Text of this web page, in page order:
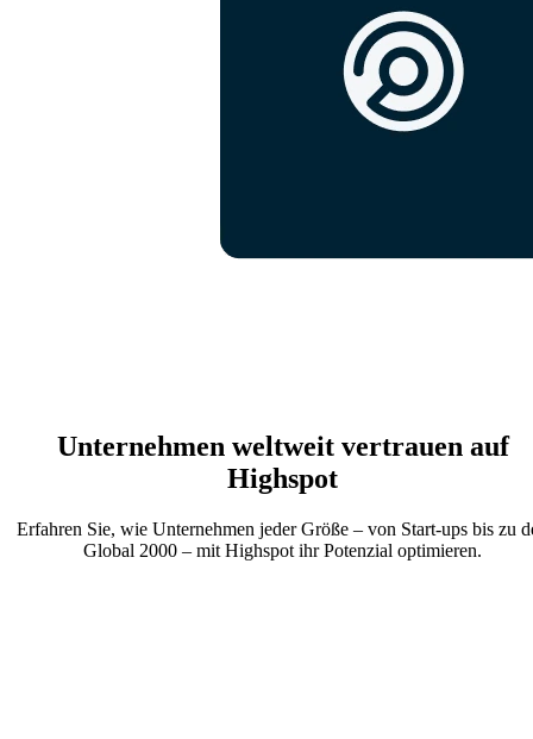
Unternehmen weltweit vertrauen auf
Highspot
Erfahren Sie, wie Unternehmen jeder Größe – von Start-ups bis zu
Global 2000 – mit Highspot ihr Potenzial optimieren.